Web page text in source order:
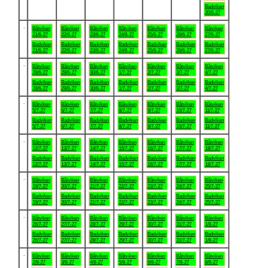
Badviken
20/6-27
Båtviken
21/6-27
Badviken
21/6-27
Båtviken
22/6-27
Badviken
22/6-27
Båtviken
23/6-27
Badviken
23/6-27
Båtviken
24/6-27
Badviken
24/6-27
Båtviken
25/6-27
Badviken
25/6-27
Båtviken
26/6-27
Badviken
26/6-27
Båtviken
27/6-27
Badviken
27/6-27
Båtviken
28/6-27
Badviken
28/6-27
Båtviken
29/6-27
Badviken
29/6-27
Båtviken
30/6-27
Badviken
30/6-27
Båtviken
1/7-27
Badviken
1/7-27
Båtviken
2/7-27
Badviken
2/7-27
Båtviken
3/7-27
Badviken
3/7-27
Båtviken
4/7-27
Badviken
4/7-27
Båtviken
5/7-27
Badviken
5/7-27
Båtviken
6/7-27
Badviken
6/7-27
Båtviken
7/7-27
Badviken
7/7-27
Båtviken
8/7-27
Badviken
8/7-27
Båtviken
9/7-27
Badviken
9/7-27
Båtviken
10/7-27
Badviken
10/7-27
Båtviken
11/7-27
Badviken
11/7-27
Båtviken
12/7-27
Badviken
12/7-27
Båtviken
13/7-27
Badviken
13/7-27
Båtviken
14/7-27
Badviken
14/7-27
Båtviken
15/7-27
Badviken
15/7-27
Båtviken
16/7-27
Badviken
16/7-27
Båtviken
17/7-27
Badviken
17/7-27
Båtviken
18/7-27
Badviken
18/7-27
Båtviken
19/7-27
Badviken
19/7-27
Båtviken
20/7-27
Badviken
20/7-27
Båtviken
21/7-27
Badviken
21/7-27
Båtviken
22/7-27
Badviken
22/7-27
Båtviken
23/7-27
Badviken
23/7-27
Båtviken
24/7-27
Badviken
24/7-27
Båtviken
25/7-27
Badviken
25/7-27
Båtviken
26/7-27
Badviken
26/7-27
Båtviken
27/7-27
Badviken
27/7-27
Båtviken
28/7-27
Badviken
28/7-27
Båtviken
29/7-27
Badviken
29/7-27
Båtviken
30/7-27
Badviken
30/7-27
Båtviken
31/7-27
Badviken
31/7-27
Båtviken
1/8-27
Badviken
1/8-27
Båtviken
2/8-27
Båtviken
3/8-27
Båtviken
4/8-27
Båtviken
5/8-27
Båtviken
6/8-27
Båtviken
7/8-27
Båtviken
8/8-27